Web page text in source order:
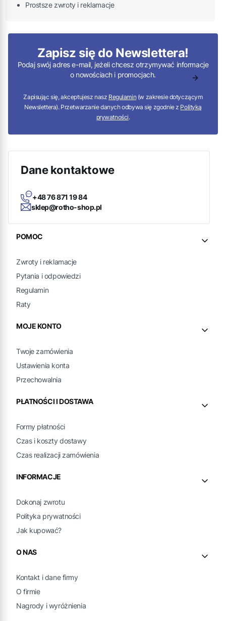
Prostsze zwroty i reklamacje
Zapisz się do Newslettera!
Podaj swój adres e-mail, jeżeli chcesz otrzymywać informacje
o nowościach i promocjach.
Zapisując się, akceptujesz nasz Regulamin (w zakresie dotyczącym
Newslettera). Przetwarzanie danych odbywa się zgodnie z Polityką
prywatności.
Dane kontaktowe
+48 76 871 19 84
sklep@rotho-shop.pl
Linki w stopce
POMOC
Zwroty i reklamacje
Pytania i odpowiedzi
Regulamin
Raty
MOJE KONTO
Twoje zamówienia
Ustawienia konta
Przechowalnia
PŁATNOŚCI I DOSTAWA
Formy płatności
Czas i koszty dostawy
Czas realizacji zamówienia
INFORMACJE
Dokonaj zwrotu
Polityka prywatności
Jak kupować?
O NAS
Kontakt i dane firmy
O firmie
Nagrody i wyróżnienia